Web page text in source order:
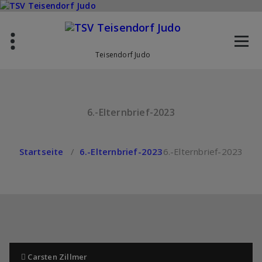
Zum
Teisendorf Judo
6.-Elternbrief-2023
Startseite / 6.-Elternbrief-20236.-Elternbrief-2023
Carsten Zillmer